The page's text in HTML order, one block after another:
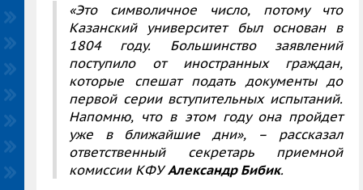
«Это символичное число, потому что
Казанский университет был основан в
1804 году. Большинство заявлений
поступило от иностранных граждан,
которые спешат подать документы до
первой серии вступительных испытаний.
Напомню, что в этом году она пройдет
уже в ближайшие дни», – рассказал
ответственный секретарь приемной
комиссии КФУАлександр Бибик.